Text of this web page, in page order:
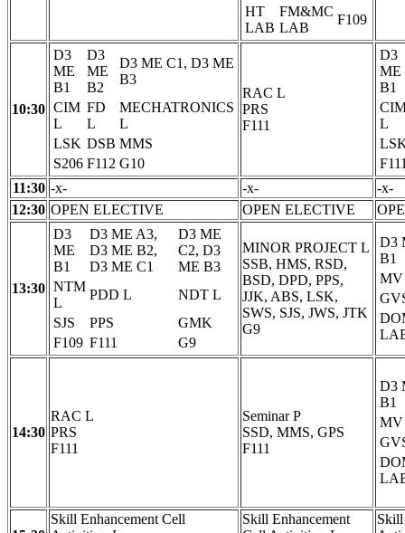
HT
LAB
FM&MC
LAB
F109
10:30
D3
ME
B1
D3
ME
B2
D3 ME C1, D3 ME
B3
CIM
L
FD
L
MECHATRONICS
L
LSK DSB MMS
S206 F112 G10
RAC L
PRS
F111
D3
ME
B1
L
11:30 -x- -x-
-x-
12:30 OPEN ELECTIVE OPEN ELECTIVE
13:30
D3
ME
B1
D3 ME A3,
D3 ME B2,
D3 ME C1
D3 ME
C2, D3
ME B3
NTM
L
PDD L
NDT L
SJS
PPS
GMK
F109 F111 G9
MINOR PROJECT L
SSB, HMS, RSD,
BSD, DPD, PPS,
JJK, ABS, LSK,
SWS, SJS, JWS, JTK
G9
D3
B1
MV
14:30
RAC L
PRS
F111
Seminar P
SSD, MMS, GPS
F111
D3
B1
MV
Skill Enhancement Cell
Skill Enhancement
Skill